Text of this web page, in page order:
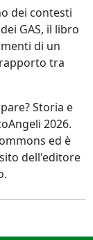
dei contesti
GAS, il libro
di un
tra
Storia e
2026.
ed è
dell'editore